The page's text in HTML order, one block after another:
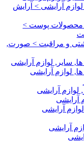
آرایشی > آرایش
محصولات پوست >
و مراقبت > صورت,
سایر, لوازم آرایشی
لوازم آرایشی
آرایشی
آرایشی
آرایشی
آرایشی